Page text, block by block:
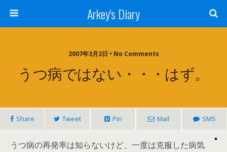
Arkey's Diary
2007年3月2日 • No Comments
うつ病ではない・・・はず。
Share Tweet Pin Mail SMS
うつ病の再発率は知らないけど、一度は克服した病気